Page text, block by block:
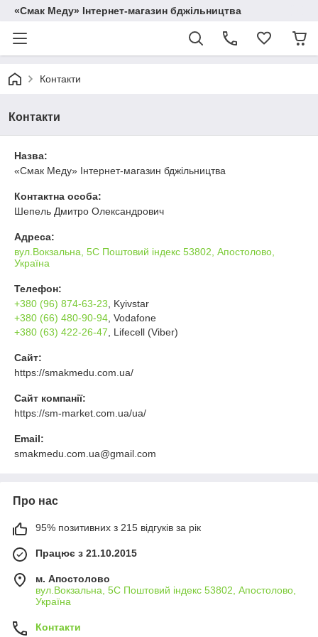
«Смак Меду» Інтернет-магазин бджільництва
Контакти
Контакти
Назва:
«Смак Меду» Інтернет-магазин бджільництва
Контактна особа:
Шепель Дмитро Олександрович
Адреса:
вул.Вокзальна, 5С Поштовий індекс 53802, Апостолово,
Україна
Телефон:
+380 (96) 874-63-23 , Kyivstar
+380 (66) 480-90-94 , Vodafone
+380 (63) 422-26-47 , Lifecell (Viber)
Сайт:
https://smakmedu.com.ua/
Сайт компанії:
https://sm-market.com.ua/ua/
Email:
smakmedu.com.ua@gmail.com
Про нас
95% позитивних з 215 відгуків за рік
Працює з 21.10.2015
м. Апостолово
вул.Вокзальна, 5С Поштовий індекс 53802, Апостолово,
Україна
Контакти